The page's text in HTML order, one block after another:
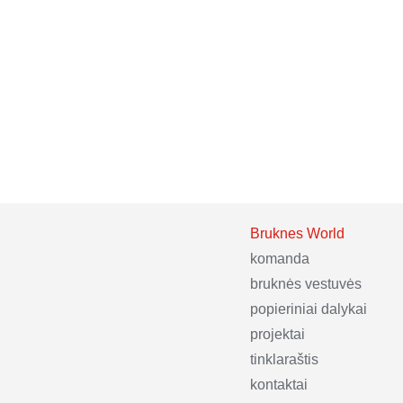
Bruknes World
komanda
bruknės vestuvės
popieriniai dalykai
projektai
tinklaraštis
kontaktai